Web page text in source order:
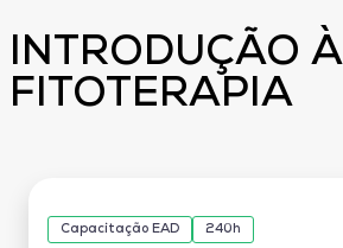
INTRODUÇÃO À
FITOTERAPIA
Capacitação EAD 240h